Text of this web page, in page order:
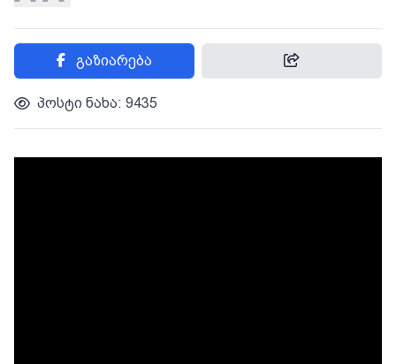
გაზიარება
პოსტი ნახა: 9435